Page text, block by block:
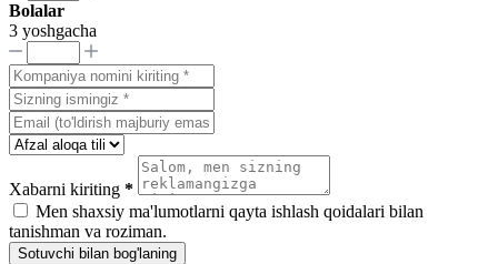
Bolalar
3 yoshgacha
Xabarni kiriting *
Men shaxsiy ma'lumotlarni qayta ishlash qoidalari bilan
tanishman va roziman.
Sotuvchi bilan bog'laning